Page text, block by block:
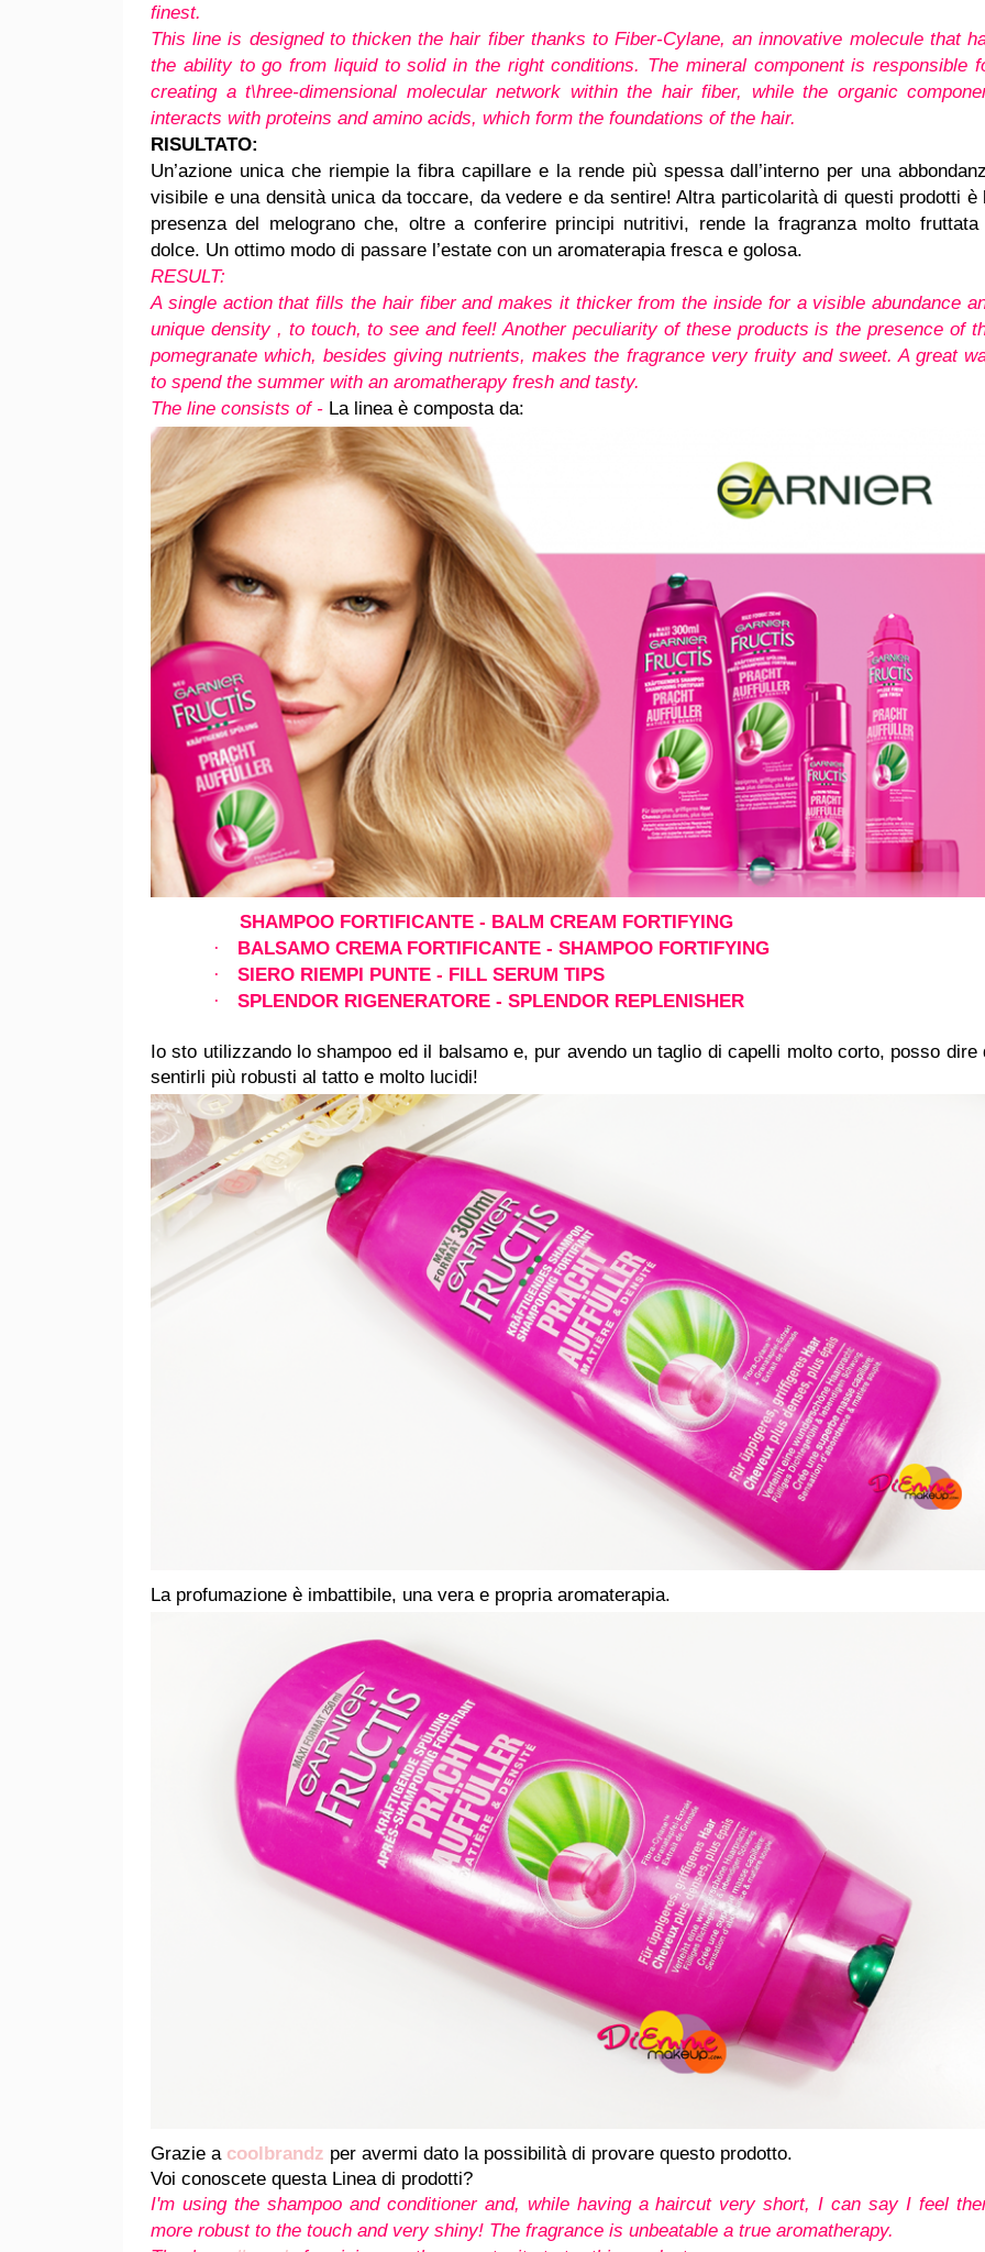
finest.
This line is designed to thicken the hair fiber thanks to Fiber-Cylane, an innovative molecule that
the ability to go from liquid to solid in the right conditions. The mineral component is responsible
creating a t\hree-dimensional molecular network within the hair fiber, while the organic
interacts with proteins and amino acids, which form the foundations of the hair.
RISULTATO:
Un’azione unica che riempie la fibra capillare e la rende più spessa dall’interno per una
visibile e una densità unica da toccare, da vedere e da sentire! Altra particolarità di questi prodotti è
presenza del melograno che, oltre a conferire principi nutritivi, rende la fragranza molto fruttata
dolce. Un ottimo modo di passare l’estate con un aromaterapia fresca e golosa.
RESULT:
A single action that fills the hair fiber and makes it thicker from the inside for a visible abundance
unique density , to touch, to see and feel! Another peculiarity of these products is the presence of
pomegranate which, besides giving nutrients, makes the fragrance very fruity and sweet. A great
to spend the summer with an aromatherapy fresh and tasty.
The line consists of - La linea è composta da:
SHAMPOO FORTIFICANTE - BALM CREAM FORTIFYING
· BALSAMO CREMA FORTIFICANTE - SHAMPOO FORTIFYING
· SIERO RIEMPI PUNTE - FILL SERUM TIPS
· SPLENDOR RIGENERATORE - SPLENDOR REPLENISHER
Io sto utilizzando lo shampoo ed il balsamo e, pur avendo un taglio di capelli molto corto, posso dire
sentirli più robusti al tatto e molto lucidi!
La profumazione è imbattibile, una vera e propria aromaterapia.
Grazie a coolbrandz per avermi dato la possibilità di provare questo prodotto.
Voi conoscete questa Linea di prodotti?
I'm using the shampoo and conditioner and, while having a haircut very short, I can say I feel
more robust to the touch and very shiny! The fragrance is unbeatable a true aromatherapy.